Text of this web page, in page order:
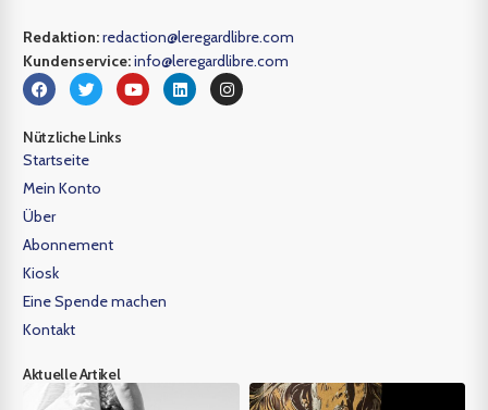
Redaktion:redaction@leregardlibre.com
Kundenservice:info@leregardlibre.com
Nützliche Links
Startseite
Mein Konto
Über
Abonnement
Kiosk
Eine Spende machen
Kontakt
Aktuelle Artikel